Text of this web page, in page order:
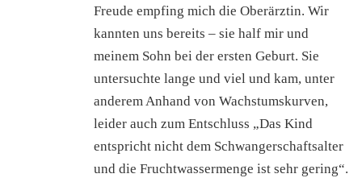
Freude empfing mich die Oberärztin. Wir
kannten uns bereits – sie half mir und
meinem Sohn bei der ersten Geburt. Sie
untersuchte lange und viel und kam, unter
anderem Anhand von Wachstumskurven,
leider auch zum Entschluss „Das Kind
entspricht nicht dem Schwangerschaftsalter
und die Fruchtwassermenge ist sehr gering“.